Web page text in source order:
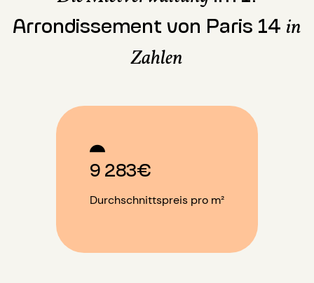
Arrondissement von Paris 14 in
Zahlen
9 283€
Durchschnittspreis pro m²